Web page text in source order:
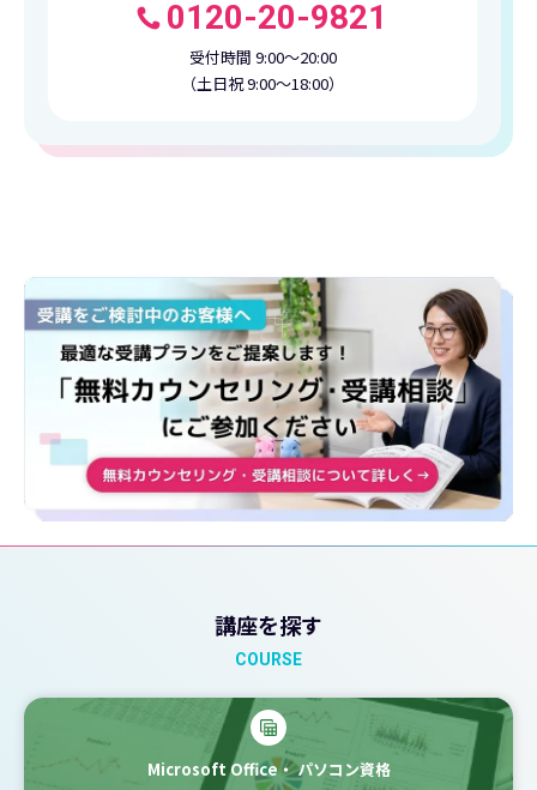
0120-20-9821
受付時間 9:00〜20:00
（土日祝 9:00〜18:00）
講座を探す
COURSE
Microsoft Office・パソコン資格